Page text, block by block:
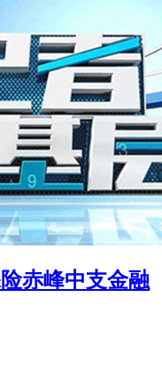
赤峰中支金融